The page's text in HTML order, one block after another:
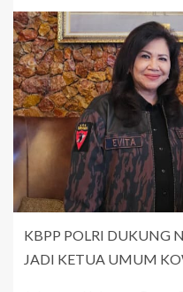
KBPP POLRI DUKUNG
JADI KETUA UMUM